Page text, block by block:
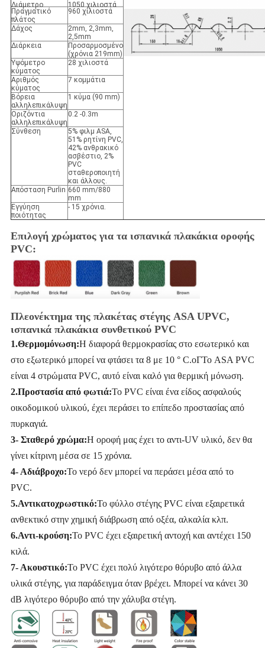
Διάμετρο 1050 χιλιοστά
Πραγματικό
πλάτος
960 χιλιοστά
Δάχος
2mm, 2,3mm,
2,5mm
Διάρκεια
Προσαρμοσμένο
(χρόνια 219mm)
Υψόμετρο
κύματος
28 χιλιοστά
Αριθμός
κύματος
7 κομμάτια
Βόρεια
αλληλεπικάλυψη
1 κύμα (90 mm)
Οριζόντια
αλληλεπικάλυψη
0.2 -0.3m
Σύνθεση
5% φιλμ ASA,
51% ρητίνη PVC,
42% ανθρακικό
ασβέστιο, 2%
PVC
σταθεροποιητή
και άλλους.
Απόσταση Purlin 660 mm/880
mm
Εγγύηση
ποιότητας
- 15 χρόνια.
Επιλογή χρώματος για τα ισπανικά πλακάκια οροφής
PVC:
Πλεονέκτημα της πλακέτας στέγης ASA UPVC,
ισπανικά πλακάκια συνθετικού PVC
1.Θερμομόνωση:Η διαφορά θερμοκρασίας στο εσωτερικό και
στο εξωτερικό μπορεί να φτάσει τα 8 με 10 ° C.oΓΤο ASA PVC
είναι 4 στρώματα PVC, αυτό είναι καλό για θερμική μόνωση.
2.Προστασία από φωτιά:Το PVC είναι ένα είδος ασφαλούς
οικοδομικού υλικού, έχει περάσει το επίπεδο προστασίας από
πυρκαγιά.
3- Σταθερό χρώμα:Η οροφή μας έχει το αντι-UV υλικό, δεν θα
γίνει κίτρινη μέσα σε 15 χρόνια.
4- Αδιάβροχο:Το νερό δεν μπορεί να περάσει μέσα από το
PVC.
5.Αντικατοχρωστικό:Το φύλλο στέγης PVC είναι εξαιρετικά
ανθεκτικό στην χημική διάβρωση από οξέα, αλκαλία κλπ.
6.Αντι-κρούση:Το PVC έχει εξαιρετική αντοχή και αντέχει 150
κιλά.
7- Ακουστικό:Το PVC έχει πολύ λιγότερο θόρυβο από άλλα
υλικά στέγης, για παράδειγμα όταν βρέχει. Μπορεί να κάνει 30
dB λιγότερο θόρυβο από την χάλυβα στέγη.